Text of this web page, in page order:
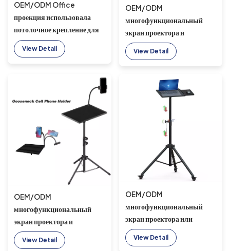
OEM/ODM Office
проекция использовала
потолочное крепление для
проектора 50-70 см для
двойного проектора
View Detail
OEM/ODM
многофункциональный
экран проектора и
подставка для ноутбука,
алюминиевая подставка
штатив с 3 колесами
View Detail
OEM/ODM
многофункциональный
экран проектора и
подставка для ноутбука,
алюминиевый монопод для
View Detail
OEM/ODM
многофункциональный
экран проектора или
штатив для ноутбука,
алюминиевый монопод для
View Detail